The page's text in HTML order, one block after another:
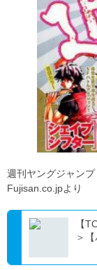
週刊ヤングジャン
Fujisan.co.jpより
【
＞